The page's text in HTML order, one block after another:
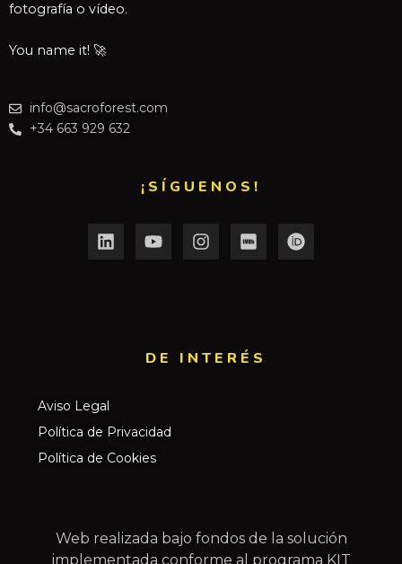
fotografía o vídeo.
You name it! 🚀
info@sacroforest.com
+34 663 929 632
¡SÍGUENOS!
DE INTERÉS​
Aviso Legal
Política de Privacidad
Política de Cookies
Web realizada bajo fondos de la solución
implementada conforme al programa KIT